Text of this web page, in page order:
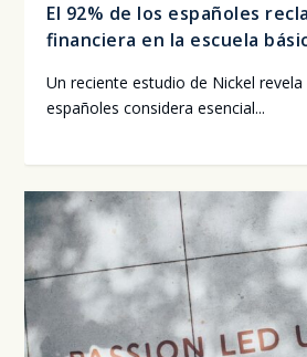
El 92% de los españoles
financiera en la escuela
Un recien­te estu­dio de Nic­kel
espa­ño­les con­si­de­ra esen­cial...